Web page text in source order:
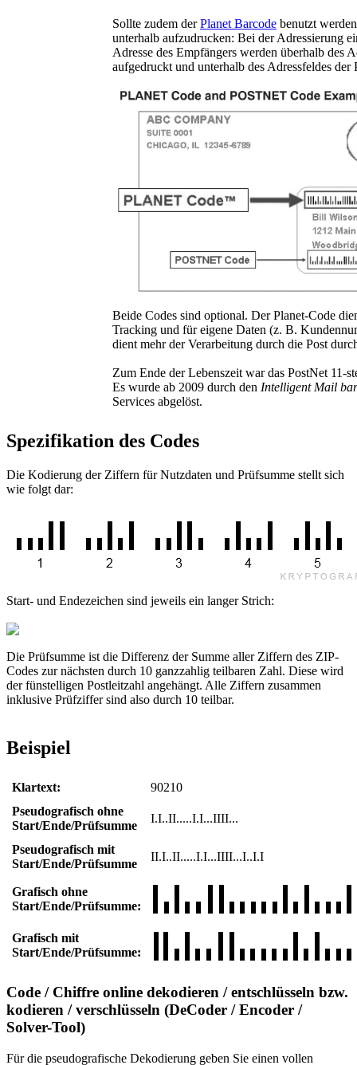
Sollte zudem derPlanet Barcode benutzt
unterhalb aufzudrucken: Bei der Adressierung
Adresse des Empfängers werden überhalb des
aufgedruckt und unterhalb des Adressfeldes der
Beide Codes sind optional. Der Planet-Code
Tracking und für eigene Daten (z. B.
dient mehr der Verarbeitung durch die Post
Zum Ende der Lebenszeit war das PostNet 11-
Es wurde ab 2009 durch den Intelligent Mail
Services abgelöst.
Spezifikation des Codes
Die Kodierung der Ziffern für Nutzdaten und Prüfsumme stellt sich
wie folgt dar:
Start- und Endezeichen sind jeweils ein langer Strich:
Die Prüfsumme ist die Differenz der Summe aller Ziffern des ZIP-
Codes zur nächsten durch 10 ganzzahlig teilbaren Zahl. Diese wird
der fünstelligen Postleitzahl angehängt. Alle Ziffern zusammen
inklusive Prüfziffer sind also durch 10 teilbar.
Beispiel
Klartext:
90210
Pseudografisch ohne
Start/Ende/Prüfsumme
I.I..II.....I.I...IIII...
Pseudografisch mit
Start/Ende/Prüfsumme
II.I..II.....I.I...IIII...I..I.I
Grafisch ohne
Start/Ende/Prüfsumme:
Grafisch mit
Start/Ende/Prüfsumme:
Code / Chiffre online dekodieren / entschlüsseln bzw.
kodieren / verschlüsseln (DeCoder / Encoder /
Solver-Tool)
Für die pseudografische Dekodierung geben Sie einen vollen